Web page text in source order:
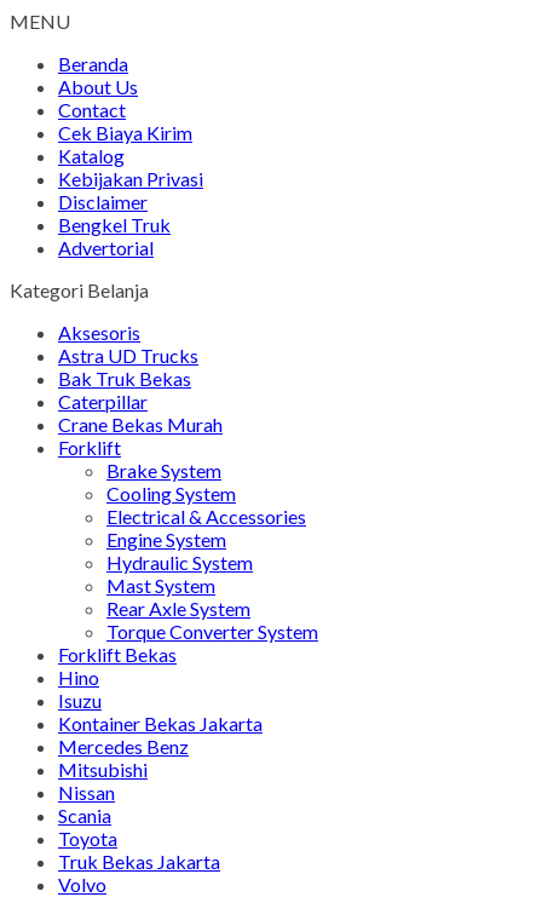
MENU
Beranda
About Us
Contact
Cek Biaya Kirim
Katalog
Kebijakan Privasi
Disclaimer
Bengkel Truk
Advertorial
Kategori Belanja
Aksesoris
Astra UD Trucks
Bak Truk Bekas
Caterpillar
Crane Bekas Murah
Forklift
Brake System
Cooling System
Electrical & Accessories
Engine System
Hydraulic System
Mast System
Rear Axle System
Torque Converter System
Forklift Bekas
Hino
Isuzu
Kontainer Bekas Jakarta
Mercedes Benz
Mitsubishi
Nissan
Scania
Toyota
Truk Bekas Jakarta
Volvo